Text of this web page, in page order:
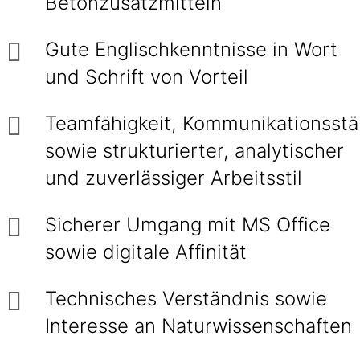
Gute Englischkenntnisse in Wort
und Schrift von Vorteil
Teamfähigkeit,
sowie strukturierter, analytischer
und zuverlässiger Arbeitsstil
Sicherer Umgang mit MS Office
sowie digitale Affinität
Technisches Verständnis sowie
Interesse an Naturwissenschaften